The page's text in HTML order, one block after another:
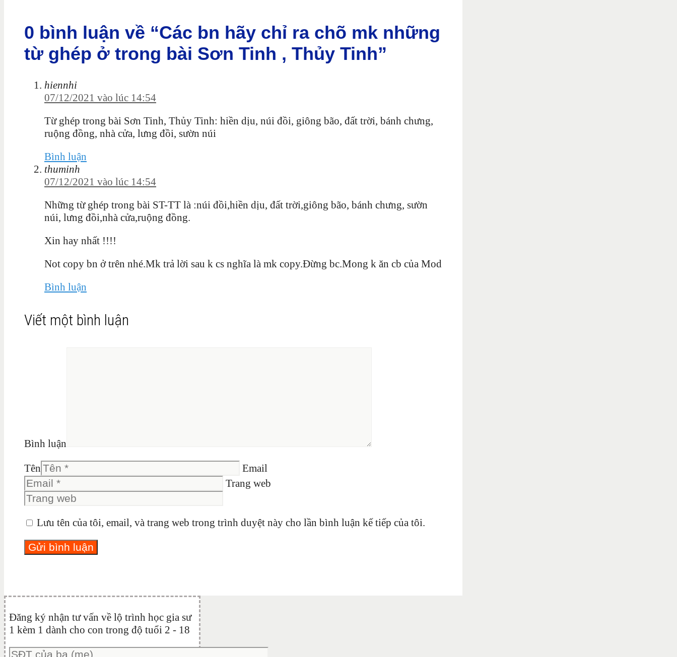
0 bình luận về “Các bn hãy chỉ ra chõ mk những
từ ghép ở trong bài Sơn Tinh , Thủy Tinh”
hiennhi
07/12/2021 vào lúc 14:54
Từ ghép trong bài Sơn Tinh, Thủy Tinh: hiền dịu, núi đồi, giông bão, đất trời, bánh chưng,
ruộng đồng, nhà cửa, lưng đồi, sườn núi
Bình luận
thuminh
07/12/2021 vào lúc 14:54
Những từ ghép trong bài ST-TT là :núi đồi,hiền dịu, đất trời,giông bão, bánh chưng, sườn
núi, lưng đồi,nhà cửa,ruộng đồng.
Xin hay nhất !!!!
Not copy bn ở trên nhé.Mk trả lời sau k cs nghĩa là mk copy.Đừng bc.Mong k ăn cb của Mod
Bình luận
Viết một bình luận
Bình luận
Tên
Email
Trang web
Lưu tên của tôi, email, và trang web trong trình duyệt này cho lần bình luận kế tiếp của tôi.
Đăng ký nhận tư vấn về lộ trình học gia sư
1 kèm 1 dành cho con trong độ tuổi 2 - 18